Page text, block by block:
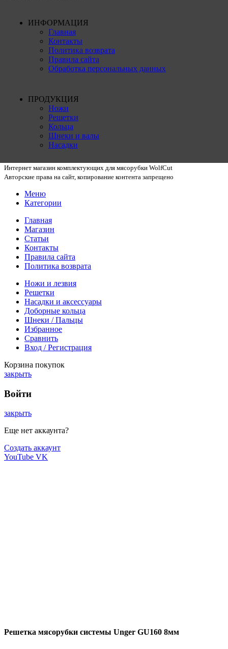
ИНФОРМАЦИЯ
Главная
Контакты
Политика возврата
Правила сайта
Обработка персональных данных
ПРОДУКЦИЯ
Ножи
Решетки
Кольца
Шнеки и валы
Насадки
Интернет магазин комплектующих для мясорубки WolfCut
Авторские права на сайт, копирование контента запрещено
Меню
Категории
Главная
Магазин
Статьи
Контакты
Правила сайта
Политика возврата
Ножи и лезвия
Решетки
Насадки и аксессуары
Доборные кольца
Шнеки / Пальцы
Избранное
Сравнить
Вход / Регистрация
Корзина покупок
закрыть
Войти
закрыть
Еще нет аккаунта?
Создать аккаунт
YouTube VK
Решетка мясорубки системы Unger GU160 8мм